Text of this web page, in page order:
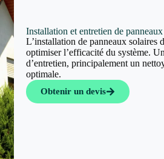
Installation et entretien de
L’installation de panneaux solaires
optimiser l’efficacité du système.
d’entretien, principalement un
optimale.
Obtenir un devis